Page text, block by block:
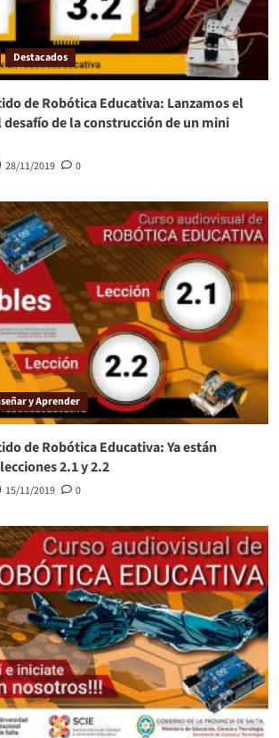
Destacados
de Robótica Educativa: Lanzamos el
desafío de la construcción de un mini
28/11/2019 0
y Aprender
de Robótica Educativa: Ya están
2.1 y 2.2
15/11/2019 0